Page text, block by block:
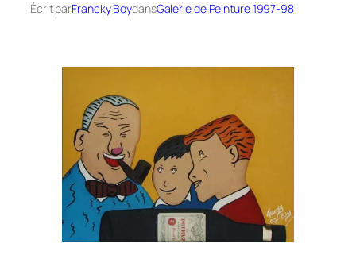
Écrit parFrancky BoydansGalerie de Peinture 1997-98